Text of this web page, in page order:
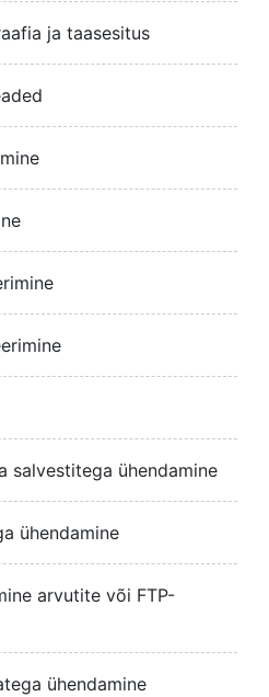
ja taasesitus
salvestitega ühendamine
ühendamine
arvutite või FTP-
ühendamine